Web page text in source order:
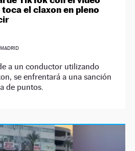
el claxon en pleno
a un conductor utilizando
se enfrentará a una sanción
de puntos.